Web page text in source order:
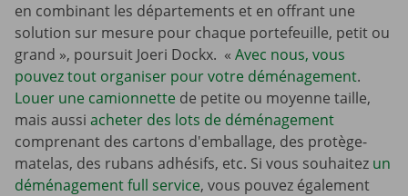
en combinant les départements et en offrant une
solution sur mesure pour chaque portefeuille, petit ou
grand », poursuit Joeri Dockx. « Avec nous, vous
pouvez tout organiser pour votre déménagement.
Louer une camionnette de petite ou moyenne taille,
mais aussi acheter des lots de déménagement
comprenant des cartons d'emballage, des protège-
matelas, des rubans adhésifs, etc. Si vous souhaitez un
déménagement full service, vous pouvez également